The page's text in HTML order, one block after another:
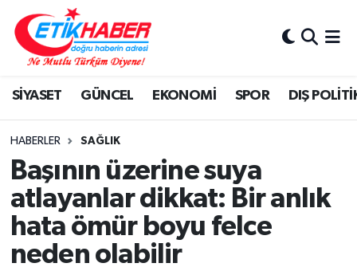
SİYASET GÜNCEL EKONOMİ SPOR DIŞ
HABERLER SAĞLIK
Başının üzerine suya
atlayanlar dikkat: Bir anlık
hata ömür boyu felce
neden olabilir
BİLİM-TEKNOLOJİ
DIŞ POLİTİKA
DÜNYA
EĞİTİM GENÇLİK
EKONOMİ
KÖŞE YAZILARI
Nöbetçi Eczaneler
Hava Durumu
İstanbul Namaz Vakitleri
Trafik Durumu
Süper Lig Puan Durumu ve Fikstür
Tüm Manşetler